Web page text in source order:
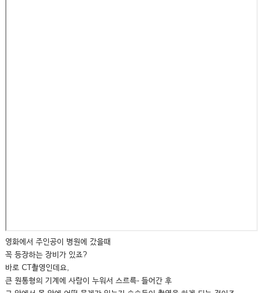
영화에서 주인공이 병원에 갔을때
꼭 등장하는 장비가 있죠?
바로 CT촬영인데요,
큰 원통형의 기계에 사람이 누워서 스르륵- 들어간 후